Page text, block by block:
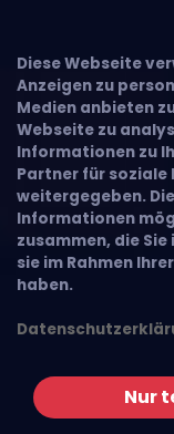
Diese Webseite
Anzeigen zu
Medien anbieten
Webseite zu
Informationen zu
Partner für soziale
weitergegeben.
Informationen
zusammen, die
sie im Rahmen
haben.
Nur